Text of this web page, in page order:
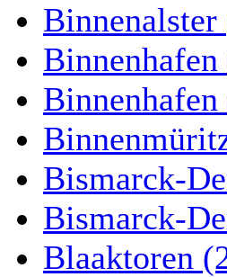
Binnenalster
Binnenhafen
Binnenhafen
Bismarck-
Bismarck-
Blaaktoren